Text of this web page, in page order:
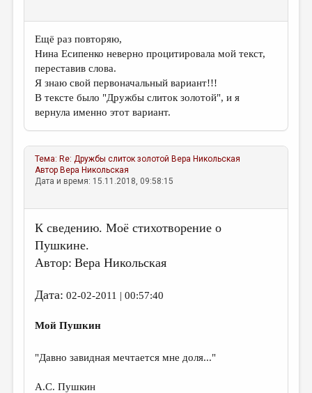
Ещё раз повторяю,
Нина Есипенко неверно процитировала мой текст,
переставив слова.
Я знаю свой первоначальный вариант!!!
В тексте было "Дружбы слиток золотой", и я
вернула именно этот вариант.
Тема:Re: Дружбы слиток золотой Вера Никольская
АвторВера Никольская
Дата и время: 15.11.2018, 09:58:15
К сведению. Моё стихотворение о
Пушкине.
Автор: Вера Никольская
Дата: 02-02-2011 | 00:57:40
Мой Пушкин
"Давно завидная мечтается мне доля..."
А.С. Пушкин